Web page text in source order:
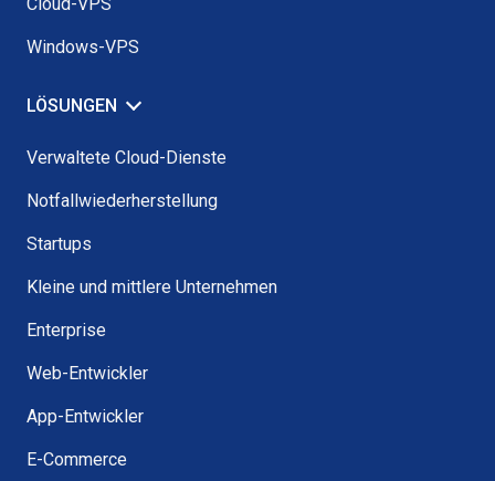
Windows-VPS
LÖSUNGEN
Verwaltete Cloud-Dienste
Notfallwiederherstellung
Startups
Kleine und mittlere Unternehmen
Enterprise
Web-Entwickler
App-Entwickler
E-Commerce